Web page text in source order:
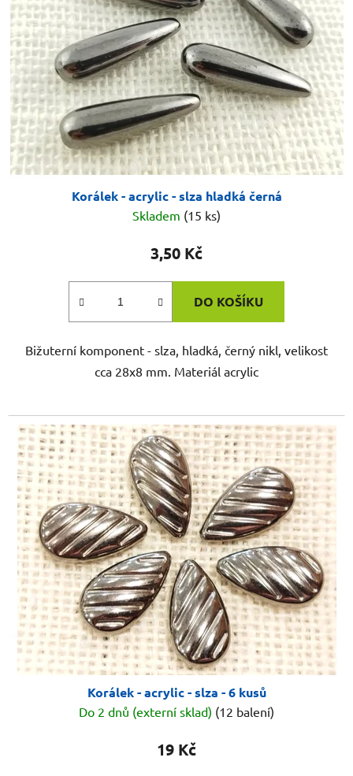
Korálek - acrylic - slza hladká černá
Skladem (15 ks)
3,50 Kč
DO KOŠÍKU
Bižuterní komponent - slza, hladká, černý nikl, velikost
cca 28x8 mm. Materiál acrylic
Korálek - acrylic - slza - 6 kusů
Do 2 dnů (externí sklad) (12 balení)
19 Kč